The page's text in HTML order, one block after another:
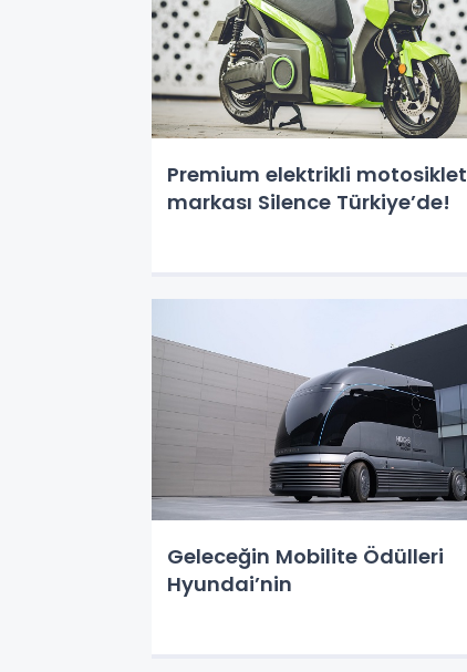
Premium elektrikli motosiklet
markası Silence Türkiye’de!
Geleceğin Mobilite Ödülleri
Hyundai’nin